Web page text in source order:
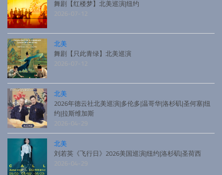
舞剧【红楼梦】北美巡演|纽约
2026-07-12
北美
舞剧【只此青绿】北美巡演
2026-07-12
北美
2026年德云社北美巡演|多伦多|温哥华|洛杉矶|圣何塞|纽
约|拉斯维加斯
2026-04-29
北美
刘若英《飞行日》2026美国巡演|纽约|洛杉矶|圣荷西
2026-04-29